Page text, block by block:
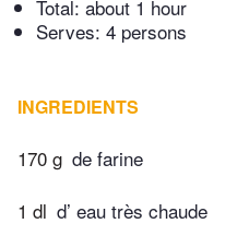
Total: about 1 hour
Serves: 4 persons
INGREDIENTS
170 g de farine
1 dl d’ eau très chaude